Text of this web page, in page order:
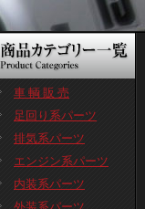
車 輌 販 売
足回り系パーツ
排気系パーツ
エンジン系パーツ
内装系パーツ